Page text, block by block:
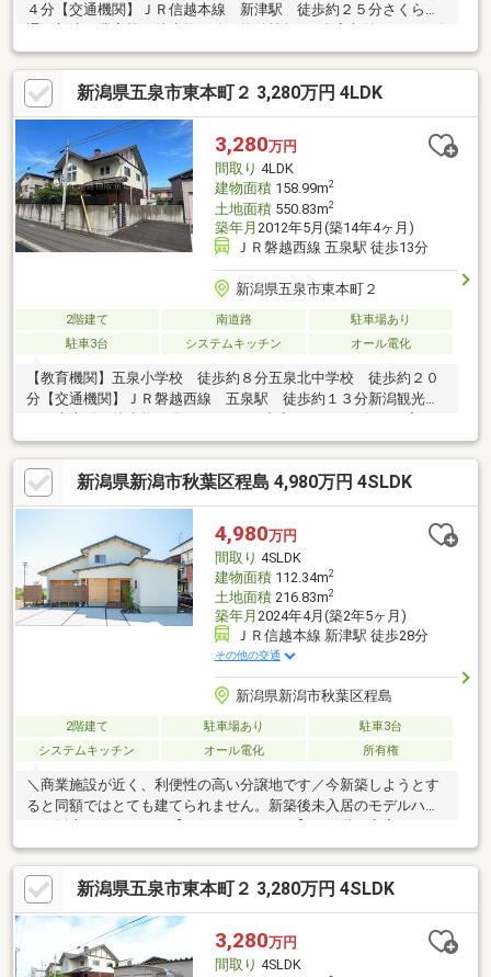
４分【交通機関】ＪＲ信越本線 新津駅 徒歩約２５分さくら交
クローク+パントリー+ＷＩＣ付■広々サンルーム付きでお洗濯に
困りません■カウンターデスク付きの書斎はお子様のスタディス
ペースやテレワークに◎■２台分のカーポート付きで冬の雪下ろ
しの負担がありません■開発分譲地内のキレイな街並み■前面道路
は６ｍ幅員でお車のすれ違いや駐車もラクラク■車５分圏内にコ
ンビニ・ドラッグストアがあるので生活利便性良好■国道４６０
号線至近で阿賀野エリアへのアクセス◎
新潟県五泉市東本町２ 3,280万円 4LDK
3,280万円
間取り 4LDK
建物面積158.99m2
土地面積550.83m2
築年月 2012年5月(築14年4ヶ月)
ＪＲ磐越西線 五泉駅 徒歩13分
新潟県五泉市東本町２
2階建て 南道路
駐車場あり
駐車3台
システムキッチン オール電化
【教育機関】五泉小学校 徒歩約８分五泉北中学校 徒歩約２０
分【交通機関】ＪＲ磐越西線 五泉駅 徒歩約１３分新潟観光バ
予定）・トイレ交換・給湯器交換・壁（張替・交換）・床（張
替・交換）・天井（張替・交換）・外壁【備考】子育て世帯・若
者夫婦世帯限定価格です。※子育て世代：１５歳以下の子を有す
る世帯※若者夫婦世帯：夫婦いずれかが３９歳以下の世帯子育て
世帯・若者夫婦世帯以外の方の販売価格はお問合せください。
新潟県新潟市秋葉区程島 4,980万円 4SLDK
4,980万円
間取り 4SLDK
建物面積112.34m2
土地面積216.83m2
築年月 2024年4月(築2年5ヶ月)
ＪＲ信越本線 新津駅 徒歩28分
その他の交通
新潟県新潟市秋葉区程島
2階建て 駐車場あり
駐車3台
システムキッチン
オール電化 所有権
＼商業施設が近く、利便性の高い分譲地です／今新築しようとす
ると同額ではとても建てられません。新築後未入居のモデルハウ
「平屋スタイル」で、将来も安心な間取りです。・玄関からパン
トリー・キッチンへの直行動線で買い物帰りが楽です。・リビン
グには独立した収納部屋を設けて、片付くＬＤＫとなっていま
す。・障子で間仕切れる和室は、解放するとＬＤＫと一体で広々
使用できます。 キッチンの正面なので、お子様を寝かしつけな
がら家事もできます。・２階の２帖の納戸は趣味部屋などにも自
由に使用できます。・２階の洋室には床がフラットにつながる小
新潟県五泉市東本町２ 3,280万円 4SLDK
3,280万円
間取り 4SLDK